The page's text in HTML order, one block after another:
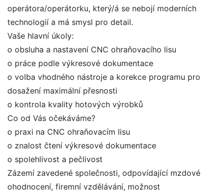
operátora/operátorku, který/á se nebojí moderních
technologií a má smysl pro detail.
Vaše hlavní úkoly:
o obsluha a nastavení CNC ohraňovacího lisu
o práce podle výkresové dokumentace
o volba vhodného nástroje a korekce programu pro
dosažení maximální přesnosti
o kontrola kvality hotových výrobků
Co od Vás očekáváme?
o praxi na CNC ohraňovacím lisu
o znalost čtení výkresové dokumentace
o spolehlivost a pečlivost
Zázemí zavedené společnosti, odpovídající mzdové
ohodnocení, firemní vzdělávání, možnost